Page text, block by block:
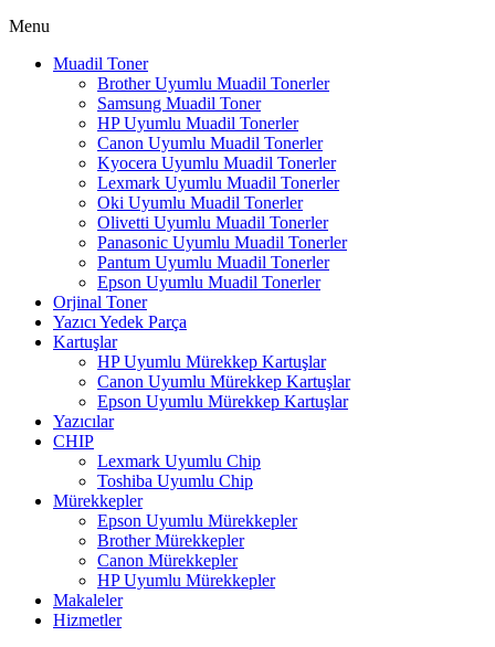
Menu
Muadil Toner
Brother Uyumlu Muadil Tonerler
Samsung Muadil Toner
HP Uyumlu Muadil Tonerler
Canon Uyumlu Muadil Tonerler
Kyocera Uyumlu Muadil Tonerler
Lexmark Uyumlu Muadil Tonerler
Oki Uyumlu Muadil Tonerler
Olivetti Uyumlu Muadil Tonerler
Panasonic Uyumlu Muadil Tonerler
Pantum Uyumlu Muadil Tonerler
Epson Uyumlu Muadil Tonerler
Orjinal Toner
Yazıcı Yedek Parça
Kartuşlar
HP Uyumlu Mürekkep Kartuşlar
Canon Uyumlu Mürekkep Kartuşlar
Epson Uyumlu Mürekkep Kartuşlar
Yazıcılar
CHIP
Lexmark Uyumlu Chip
Toshiba Uyumlu Chip
Mürekkepler
Epson Uyumlu Mürekkepler
Brother Mürekkepler
Canon Mürekkepler
HP Uyumlu Mürekkepler
Makaleler
Hizmetler